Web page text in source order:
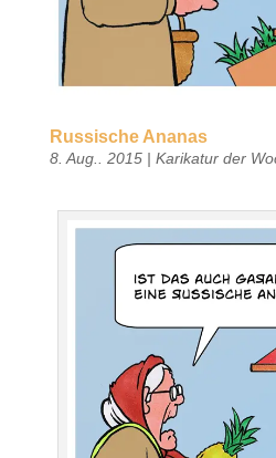
Russische Ananas
8. Aug.. 2015| Karikatur der